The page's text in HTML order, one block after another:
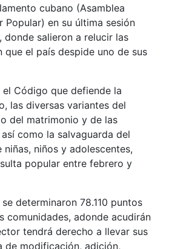
cubano (Asamblea
Popular) en su última sesión
donde salieron a relucir las
que el país despide uno de sus
el Código que defiende la
las diversas variantes del
del matrimonio y de las
como la salvaguarda del
niños y adolescentes,
popular entre febrero y
determinaron 78.110 puntos
comunidades, adonde acudirán
tendrá derecho a llevar sus
de modificación, adición,